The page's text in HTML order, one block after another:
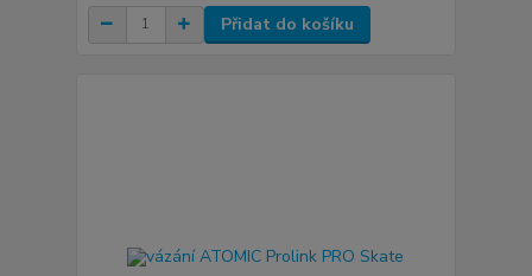
Přidat do košíku